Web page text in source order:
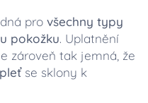
pro všechny typy
pokožku. Uplatnění
zároveň tak jemná, že
se sklony k